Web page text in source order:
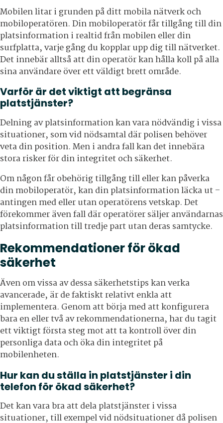
Mobilen litar i grunden på ditt mobila nätverk och
mobiloperatören. Din mobiloperatör får tillgång till din
platsinformation i realtid från mobilen eller din
surfplatta, varje gång du kopplar upp dig till nätverket.
Det innebär alltså att din operatör kan hålla koll på alla
sina användare över ett väldigt brett område.
Varför är det viktigt att begränsa
platstjänster?
Delning av platsinformation kan vara nödvändig i vissa
situationer, som vid nödsamtal där polisen behöver
veta din position. Men i andra fall kan det innebära
stora risker för din integritet och säkerhet.
Om någon får obehörig tillgång till eller kan påverka
din mobiloperatör, kan din platsinformation läcka ut –
antingen med eller utan operatörens vetskap. Det
förekommer även fall där operatörer säljer användarnas
platsinformation till tredje part utan deras samtycke.
Rekommendationer för ökad
säkerhet
Även om vissa av dessa säkerhetstips kan verka
avancerade, är de faktiskt relativt enkla att
implementera. Genom att börja med att konfigurera
bara en eller två av rekommendationerna, har du tagit
ett viktigt första steg mot att ta kontroll över din
personliga data och öka din integritet på
mobilenheten.
Hur kan du ställa in platstjänster i din
telefon för ökad säkerhet?
Det kan vara bra att dela platstjänster i vissa
situationer, till exempel vid nödsituationer då polisen